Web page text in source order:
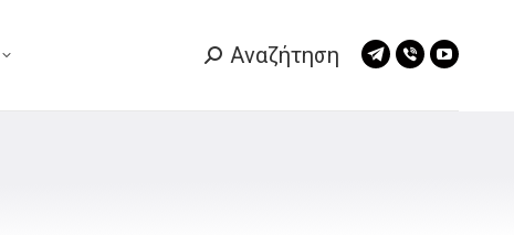
Search:
Αναζήτηση
Telegram
Viber